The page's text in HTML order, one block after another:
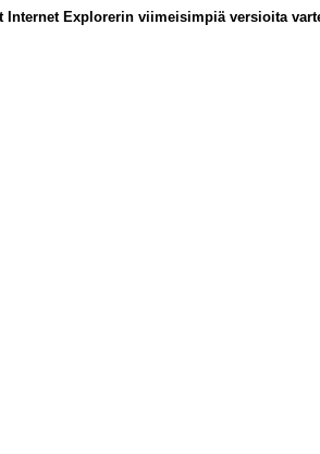
Internet Explorerin viimeisimpiä versioita